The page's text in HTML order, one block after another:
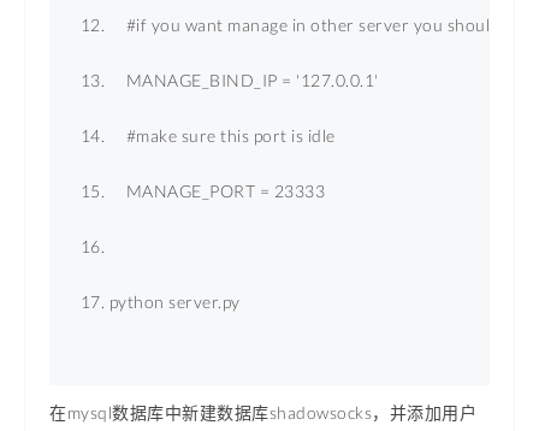
#if you want manage in other server you should set
MANAGE_BIND_IP = '127.0.0.1'
#make sure this port is idle
MANAGE_PORT = 23333
python server.py
在mysql数据库中新建数据库shadowsocks，并添加用户